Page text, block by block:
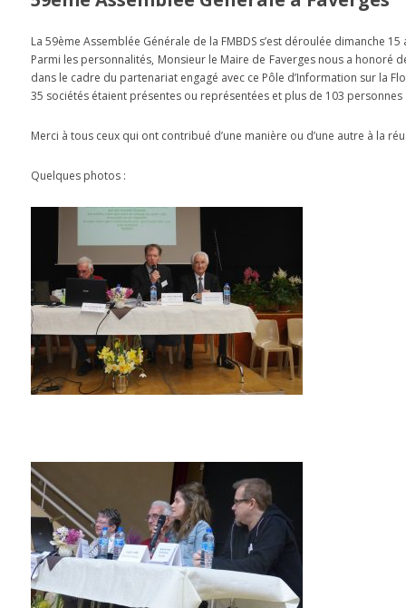
La 59ème Assemblée Générale de la FMBDS s’est déroulée dimanche
Parmi les personnalités, Monsieur le Maire de Faverges nous a honoré
dans le cadre du partenariat engagé avec ce Pôle d’Information sur la
35 sociétés étaient présentes ou représentées et plus de 103
Merci à tous ceux qui ont contribué d’une manière ou d’une autre à la
Quelques photos :